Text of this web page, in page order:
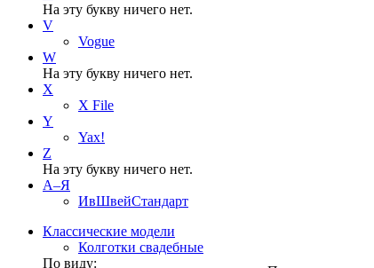
На эту букву ничего нет.
V
Vogue
W
На эту букву ничего нет.
X
X File
Y
Yax!
Z
На эту букву ничего нет.
А–Я
ИвШвейСтандарт
Классические модели
Колготки свадебные
По виду: